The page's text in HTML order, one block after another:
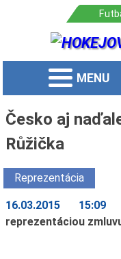
MENU
Česko aj
Růžička
Reprezentácia
16.03.2015 15:09
reprezentáciou